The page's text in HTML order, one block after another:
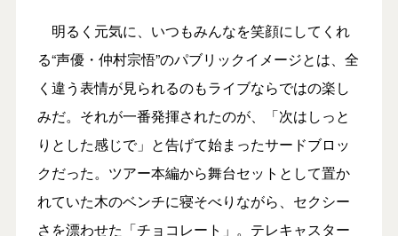
明るく元気に、いつもみんなを笑顔にしてくれ
る“声優・仲村宗悟”のパブリックイメージとは、全
く違う表情が見られるのもライブならではの楽し
みだ。それが一番発揮されたのが、「次はしっと
りとした感じで」と告げて始まったサードブロッ
クだった。ツアー本編から舞台セットとして置か
れていた木のベンチに寝そべりながら、セクシー
さを漂わせた「チョコレート」。テレキャスター